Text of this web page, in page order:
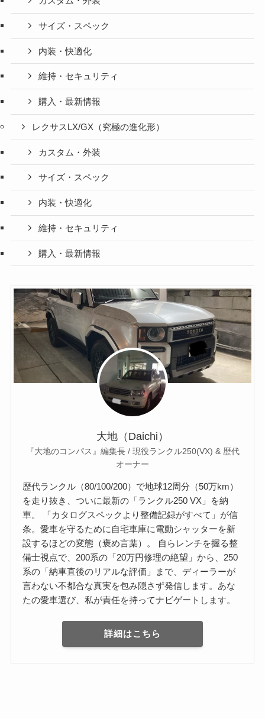
サイズ・スペック
内装・快適化
維持・セキュリティ
購入・最新情報
レクサスLX/GX（究極の進化形）
カスタム・外装
サイズ・スペック
内装・快適化
維持・セキュリティ
購入・最新情報
大地（Daichi）
『大地のコンパス』編集長 / 現役ランクル250(VX) & 歴代
オーナー
歴代ランクル（80/100/200）で地球12周分（50万km）
を走り抜き、ついに最新の「ランクル250 VX」を納
車。 「カタログスペックより整備記録がすべて」が信
条。愛車を守るために自宅車庫に電動シャッターを新
設するほどの変態（褒め言葉）。 自らレンチを握る整
備士視点で、200系の「20万円修理の絶望」から、250
系の「納車直後のリアルな評価」まで、ディーラーが
言わない不都合な真実を包み隠さず発信します。あな
たの愛車選び、私が責任を持ってナビゲートします。
詳細はこちら